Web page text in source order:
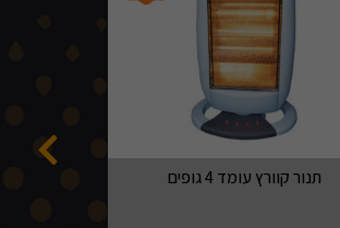
תנור קוורץ עומד 4 גופים